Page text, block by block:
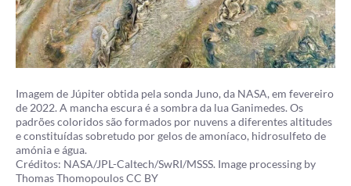
Imagem de Júpiter obtida pela sonda Juno, da NASA, em fevereiro
de 2022. A mancha escura é a sombra da lua Ganimedes. Os
padrões coloridos são formados por nuvens a diferentes altitudes
e constituídas sobretudo por gelos de amoníaco, hidrosulfeto de
amónia e água.
Créditos: NASA/JPL-Caltech/SwRI/MSSS. Image processing by
Thomas Thomopoulos CC BY